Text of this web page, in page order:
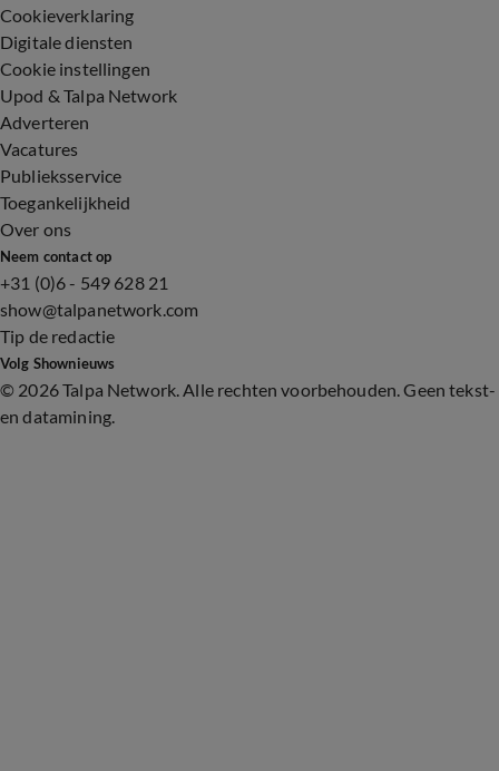
Cookieverklaring
Digitale diensten
Cookie instellingen
Upod & Talpa Network
Adverteren
Vacatures
Publieksservice
Toegankelijkheid
Over ons
Neem contact op
+31 (0)6 - 549 628 21
show@talpanetwork.com
Tip de redactie
Volg Shownieuws
© 2026 Talpa Network. Alle rechten voorbehouden. Geen tekst-
en datamining.